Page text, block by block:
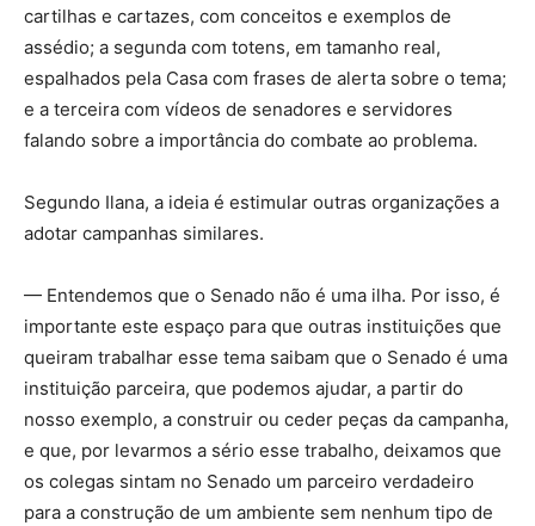
cartilhas e cartazes, com conceitos e exemplos de
assédio; a segunda com totens, em tamanho real,
espalhados pela Casa com frases de alerta sobre o tema;
e a terceira com vídeos de senadores e servidores
falando sobre a importância do combate ao problema.
Segundo Ilana, a ideia é estimular outras organizações a
adotar campanhas similares.
— Entendemos que o Senado não é uma ilha. Por isso, é
importante este espaço para que outras instituições que
queiram trabalhar esse tema saibam que o Senado é uma
instituição parceira, que podemos ajudar, a partir do
nosso exemplo, a construir ou ceder peças da campanha,
e que, por levarmos a sério esse trabalho, deixamos que
os colegas sintam no Senado um parceiro verdadeiro
para a construção de um ambiente sem nenhum tipo de